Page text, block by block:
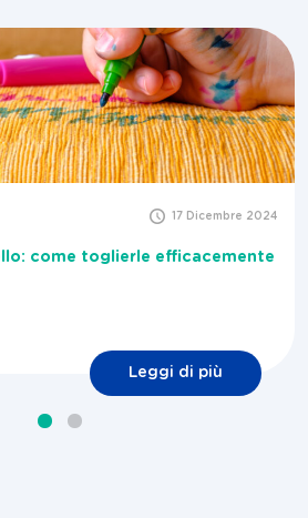
17 Dicembre 2024
come toglierle efficacemente
Leggi di più